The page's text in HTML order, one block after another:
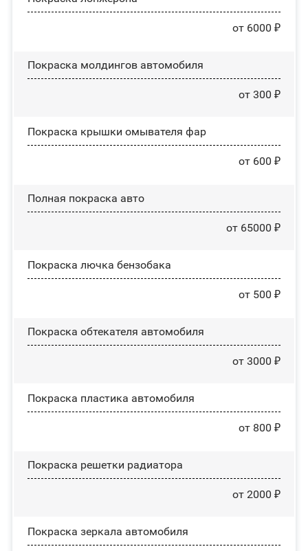
от 6000 ₽
Покраска молдингов автомобиля
от 300 ₽
Покраска крышки омывателя фар
от 600 ₽
Полная покраска авто
от 65000 ₽
Покраска лючка бензобака
от 500 ₽
Покраска обтекателя автомобиля
от 3000 ₽
Покраска пластика автомобиля
от 800 ₽
Покраска решетки радиатора
от 2000 ₽
Покраска зеркала автомобиля